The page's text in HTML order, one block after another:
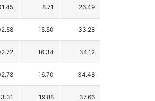
8.71 26.49
15.50 33.28
16.34 34.12
16.70 34.48
19.88 37.66